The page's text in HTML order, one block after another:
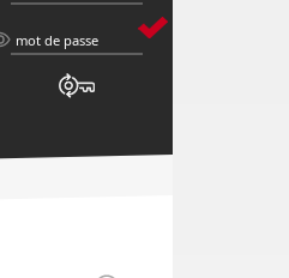
mot
mot de passe